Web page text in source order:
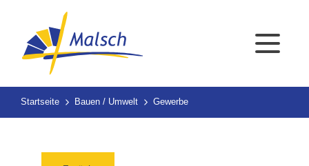
Startseite Bauen / Umwelt Gewerbe